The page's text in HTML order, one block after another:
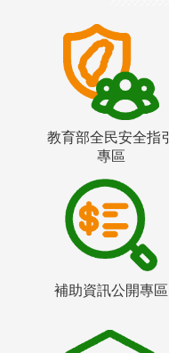
教育部全民安全指引
專區
補助資訊公開專區